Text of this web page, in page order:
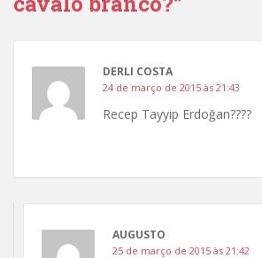
DERLI COSTA
24 de março de 2015 às 21:43
Recep Tayyip Erdoğan????
AUGUSTO
25 de março de 2015 às 21:42